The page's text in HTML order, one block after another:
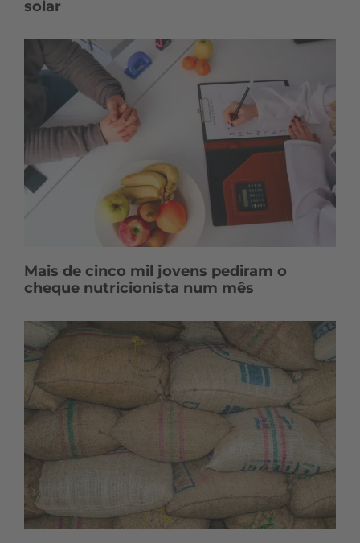
solar
Mais de cinco mil jovens pediram o
cheque nutricionista num mês